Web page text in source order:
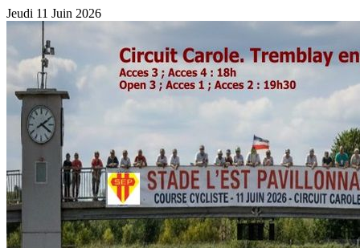
Jeudi 11 Juin 2026